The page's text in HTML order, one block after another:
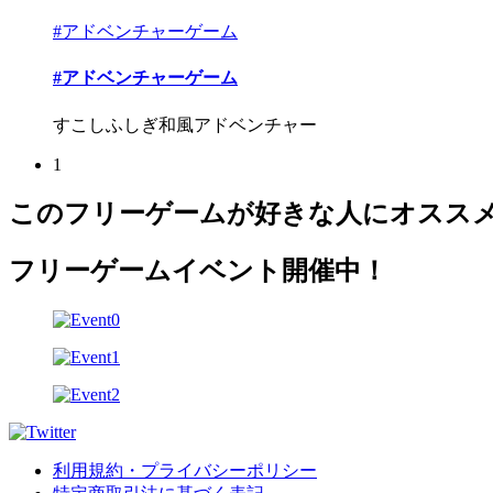
#アドベンチャーゲーム
#アドベンチャーゲーム
すこしふしぎ和風アドベンチャー
1
このフリーゲームが好きな人にオスス
フリーゲームイベント開催中！
利用規約・プライバシーポリシー